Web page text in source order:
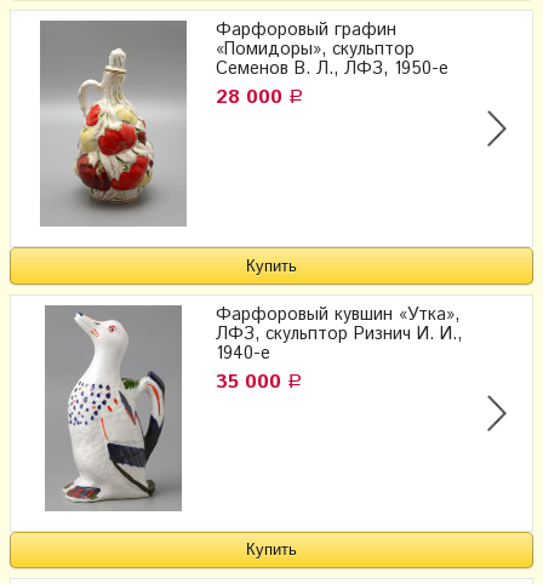
Фарфоровый графин
«Помидоры», скульптор
Семенов В. Л., ЛФЗ, 1950-е
28 000 Р
Фарфоровый кувшин «Утка»,
ЛФЗ, скульптор Ризнич И. И.,
1940-е
35 000 Р